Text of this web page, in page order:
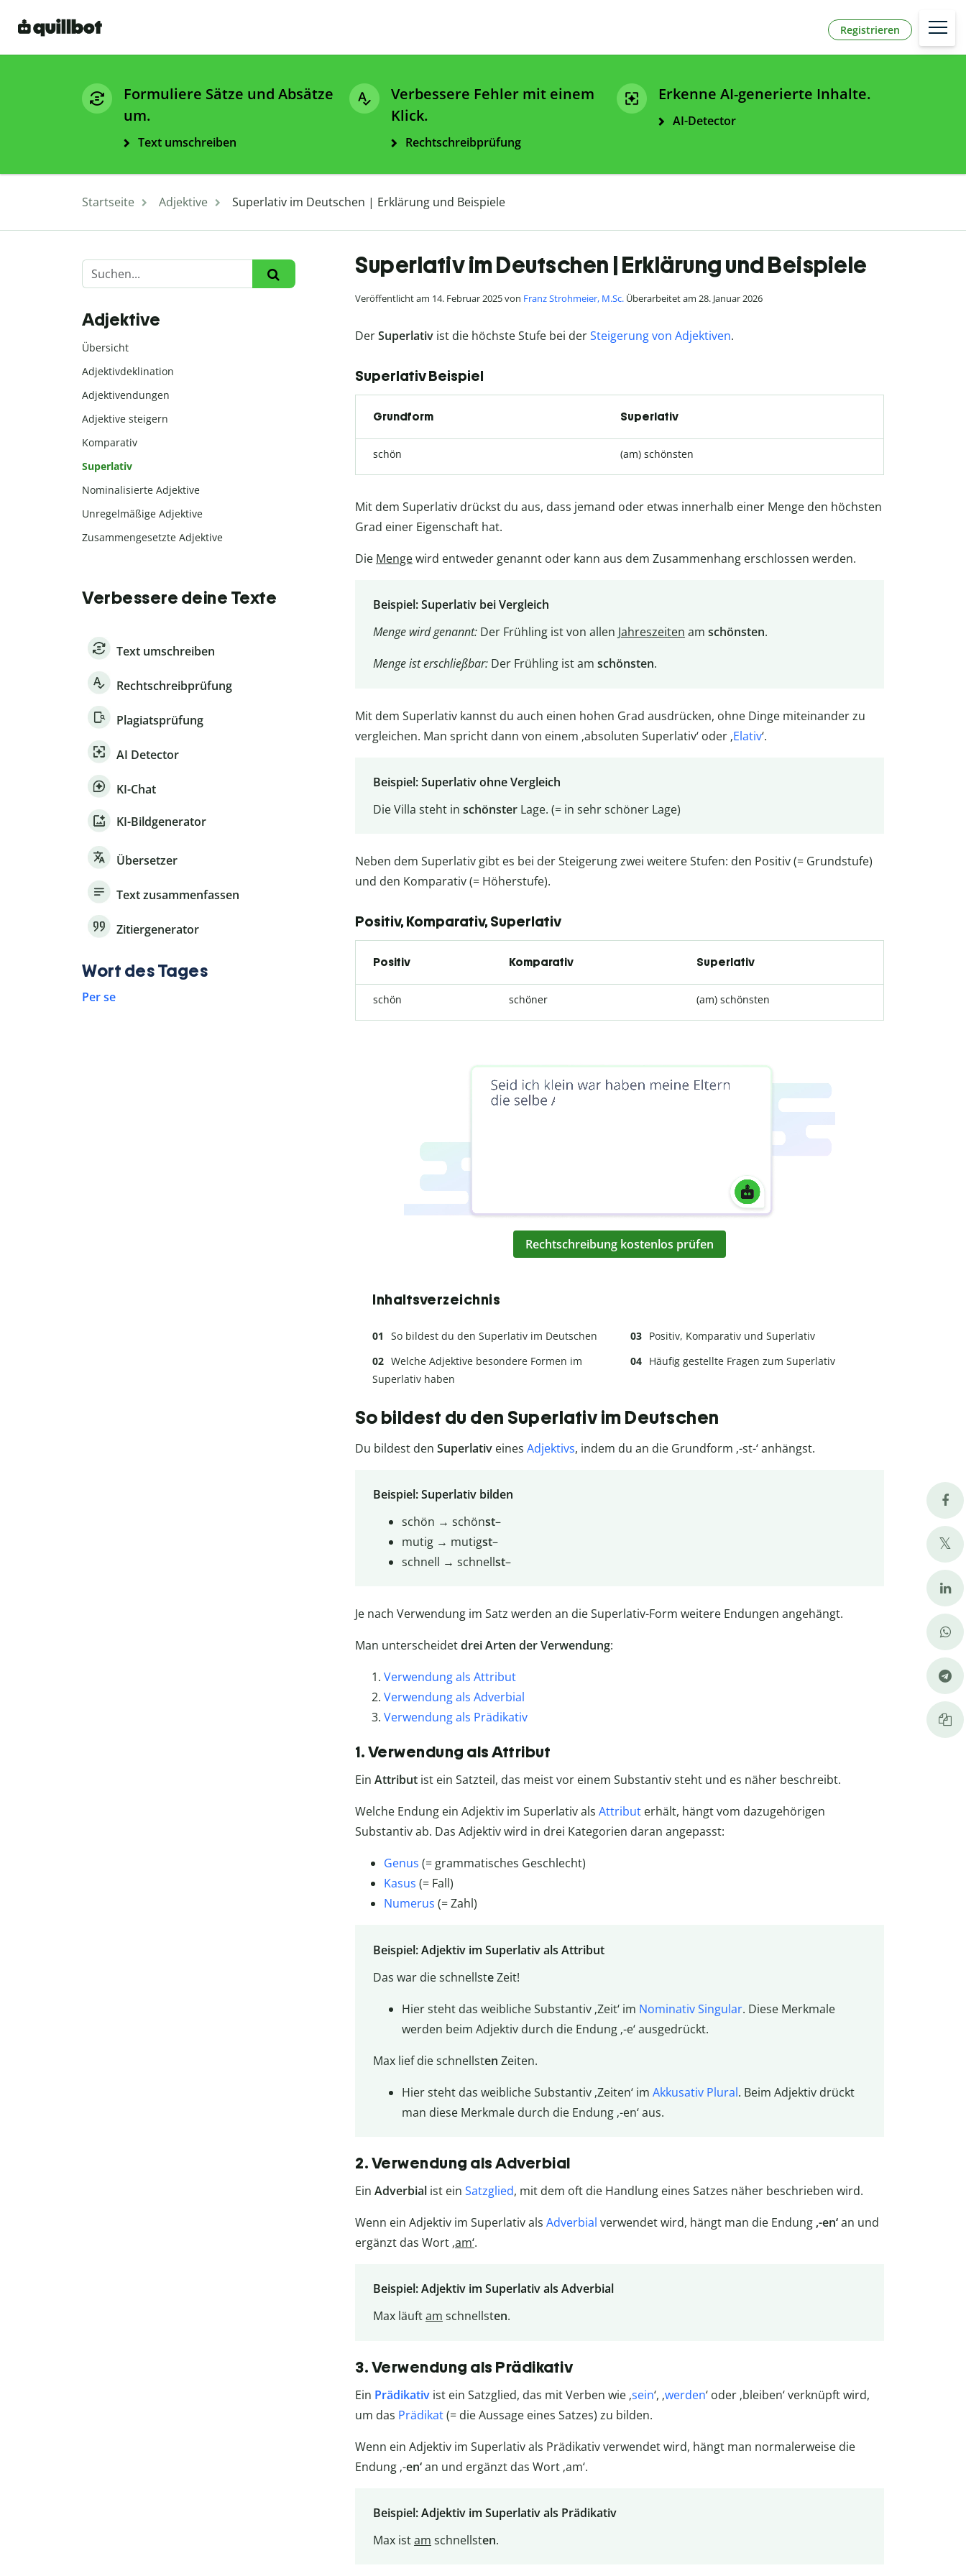
Registrieren
Formuliere Sätze und Absätze
um.
Text umschreiben
Verbessere Fehler mit einem
Klick.
Rechtschreibprüfung
Erkenne AI-generierte Inhalte.
AI-Detector
Startseite Adjektive Superlativ im Deutschen | Erklärung und Beispiele
Superlativ im Deutschen | Erklärung und Beispiele
Veröffentlicht am 14. Februar 2025 von Franz Strohmeier, M.Sc. Überarbeitet am 28. Januar 2026
DerSuperlativ ist die höchste Stufe bei derSteigerung von Adjektiven.
Superlativ Beispiel
Grundform Superlativ
schön (am) schönsten
Mit dem Superlativ drückst du aus, dass jemand oder etwas innerhalb einer Menge den höchsten
Grad einer Eigenschaft hat.
Die Mengewird entweder genannt oder kann aus dem Zusammenhang erschlossen werden.
Beispiel: Superlativ bei Vergleich
Menge wird genannt:Der Frühling ist von allen Jahreszeiten am schönsten.
Menge ist erschließbar:Der Frühling ist am schönsten.
Mit dem Superlativ kannst du auch einen hohen Grad ausdrücken, ohne Dinge miteinander zu
vergleichen. Man spricht dann von einem ‚absoluten Superlativ‘ oder ‚Elativ‘.
Beispiel: Superlativ ohne Vergleich
Die Villa steht in schönsterLage. (= in sehr schöner Lage)
Neben dem Superlativ gibt es bei der Steigerung zwei weitere Stufen: den Positiv (= Grundstufe)
und den Komparativ (= Höherstufe).
Positiv, Komparativ, Superlativ
Positiv Komparativ Superlativ
schön schöner (am) schönsten
Rechtschreibung kostenlos prüfen
Inhaltsverzeichnis
So bildest du den Superlativ im Deutschen
Welche Adjektive besondere Formen im
Superlativ haben
Positiv, Komparativ und Superlativ
Häufig gestellte Fragen zum Superlativ
So bildest du den Superlativ im Deutschen
Du bildest den Superlativ eines Adjektivs, indem du an die Grundform ‚-st-‘ anhängst.
Beispiel: Superlativ bilden
schön → schönst–
mutig → mutigst–
schnell → schnellst–
Je nach Verwendung im Satz werden an die Superlativ-Form weitere Endungen angehängt.
Man unterscheidetdrei Arten der Verwendung:
Verwendung als Attribut
Verwendung als Adverbial
Verwendung als Prädikativ
1. Verwendung als Attribut
Ein Attribut ist ein Satzteil, das meist vor einem Substantiv steht und es näher beschreibt.
Welche Endung ein Adjektiv im Superlativ als Attribut erhält, hängt vom dazugehörigen
Substantiv ab. Das Adjektiv wird in drei Kategorien daran angepasst:
Genus (= grammatisches Geschlecht)
Kasus (= Fall)
Numerus (= Zahl)
Beispiel: Adjektiv im Superlativ als Attribut
Das war die schnellsteZeit!
Hier steht das weibliche Substantiv ‚Zeit‘ im NominativSingular. Diese Merkmale
werden beim Adjektiv durch die Endung ‚-e‘ ausgedrückt.
Max lief die schnellsten Zeiten.
Hier steht das weibliche Substantiv ‚Zeiten‘ im Akkusativ Plural. Beim Adjektiv drückt
man diese Merkmale durch die Endung ‚-en‘ aus.
2. Verwendung als Adverbial
Ein Adverbial ist ein Satzglied, mit dem oft die Handlung eines Satzes näher beschrieben wird.
Wenn ein Adjektiv im Superlativ als Adverbial verwendet wird, hängt man die Endung ‚-en‘an und
ergänzt das Wort ‚am‘.
Beispiel: Adjektiv im Superlativ als Adverbial
Max läuftam schnellsten.
3. Verwendung als Prädikativ
Ein Prädikativ ist ein Satzglied, das mit Verben wie ‚sein‘, ‚werden‘ oder ‚bleiben‘ verknüpft wird,
um das Prädikat(= die Aussage eines Satzes) zu bilden.
Wenn ein Adjektiv im Superlativ als Prädikativ verwendet wird, hängt man normalerweise die
Endung ‚-en‘an und ergänzt das Wort ‚am‘.
Beispiel: Adjektiv im Superlativ als Prädikativ
Max istam schnellsten.
Adjektive
Übersicht
Adjektivdeklination
Adjektivendungen
Adjektive steigern
Komparativ
Superlativ
Nominalisierte Adjektive
Unregelmäßige Adjektive
Zusammengesetzte Adjektive
Verbessere deine Texte
Text umschreiben
Rechtschreibprüfung
Plagiatsprüfung
AI Detector
KI-Chat
KI-Bildgenerator
Übersetzer
Text zusammenfassen
Zitiergenerator
Wort des Tages
Per se